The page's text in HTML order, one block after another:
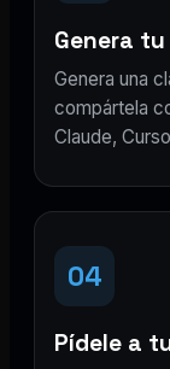
Genera
Genera una
compártela
Claude,
04
Pídele a